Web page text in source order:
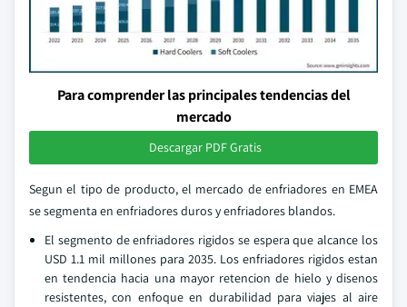
Para comprender las principales tendencias del
mercado
Descargar PDF Gratis
Segun el tipo de producto, el mercado de enfriadores en EMEA
se segmenta en enfriadores duros y enfriadores blandos.
El segmento de enfriadores rigidos se espera que alcance los
USD 1.1 mil millones para 2035. Los enfriadores rigidos estan
en tendencia hacia una mayor retencion de hielo y disenos
resistentes, con enfoque en durabilidad para viajes al aire